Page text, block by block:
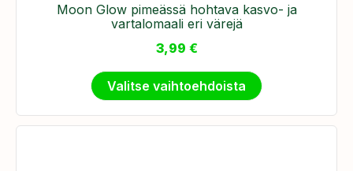
Moon Glow pimeässä hohtava kasvo- ja
vartalomaali eri värejä
3,99 €
Valitse vaihtoehdoista